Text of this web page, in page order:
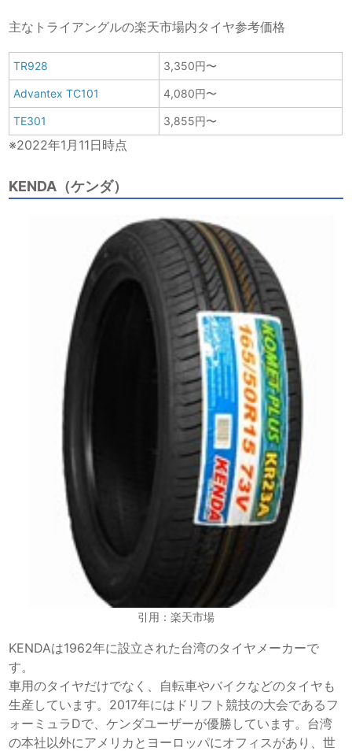
主なトライアングルの楽天市場内タイヤ参考価格
TR928 3,350円〜
Advantex TC101 4,080円〜
TE301 3,855円〜
※2022年1月11日時点
KENDA（ケンダ）
引用：楽天市場
KENDAは1962年に設立された台湾のタイヤメーカーで
す。
車用のタイヤだけでなく、自転車やバイクなどのタイヤも
生産しています。2017年にはドリフト競技の大会であるフ
ォーミュラDで、ケンダユーザーが優勝しています。台湾
の本社以外にアメリカとヨーロッパにオフィスがあり、世